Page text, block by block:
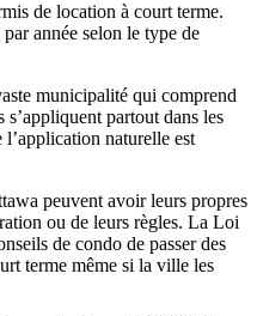
de location à court terme.
année selon le type de
municipalité qui comprend
partout dans les
naturelle est
peuvent avoir leurs propres
ou de leurs règles. La Loi
de condo de passer des
terme même si la ville les